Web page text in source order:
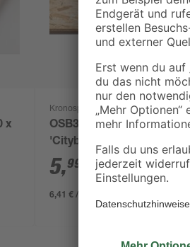
x
Kronospan
OSB3-Verlegeplatte
'Cityboard'
ungeschliffen 1690 x
634 x 12 mm
5,99
/ m²
6,41 € / Pack